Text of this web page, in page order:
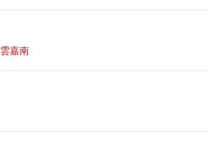
雲嘉南